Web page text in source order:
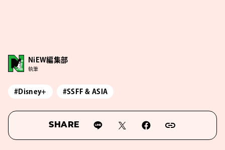
NiEW編集部
執筆
#Disney+ #SSFF & ASIA
SHARE